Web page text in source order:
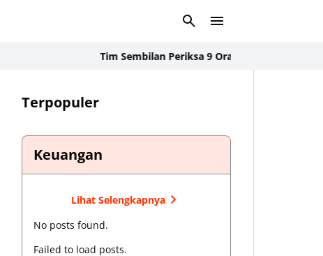
Tim Sembilan Periksa 9 Orang Saksi dan Geledah
Terpopuler
Keuangan
Lihat Selengkapnya
No posts found.
Failed to load posts.